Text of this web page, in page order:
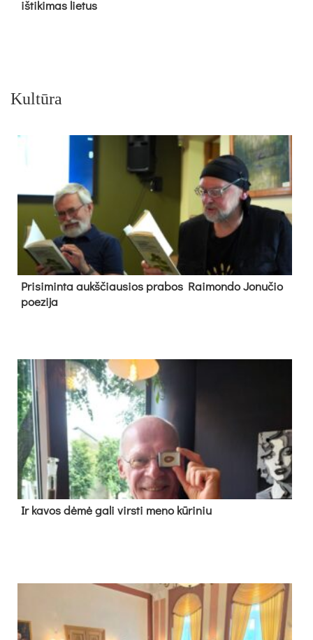
iš­ti­ki­mas lie­tus
Kultūra
Pri­si­min­ta aukš­čiau­sios pra­bos Rai­mon­do Jo­nu­čio
poe­zi­ja
Ir ka­vos dė­mė ga­li virs­ti me­no kū­ri­niu